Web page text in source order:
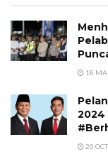
18
2024
20